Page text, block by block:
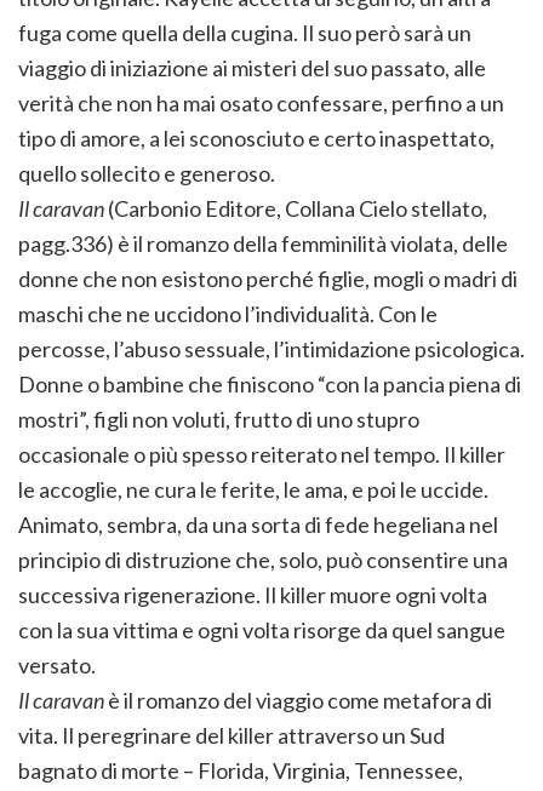
fuga come quella della cugina. Il suo però sarà un
viaggio di iniziazione ai misteri del suo passato, alle
verità che non ha mai osato confessare, perfino a un
tipo di amore, a lei sconosciuto e certo inaspettato,
quello sollecito e generoso.
Il caravan(Carbonio Editore, Collana Cielo stellato,
pagg.336) è il romanzo della femminilità violata, delle
donne che non esistono perché figlie, mogli o madri di
maschi che ne uccidono l’individualità. Con le
percosse, l’abuso sessuale, l’intimidazione psicologica.
Donne o bambine che finiscono “con la pancia piena di
mostri”, figli non voluti, frutto di uno stupro
occasionale o più spesso reiterato nel tempo. Il killer
le accoglie, ne cura le ferite, le ama, e poi le uccide.
Animato, sembra, da una sorta di fede hegeliana nel
principio di distruzione che, solo, può consentire una
successiva rigenerazione. Il killer muore ogni volta
con la sua vittima e ogni volta risorge da quel sangue
versato.
Il caravanè il romanzo del viaggio come metafora di
vita. Il peregrinare del killer attraverso un Sud
bagnato di morte – Florida, Virginia, Tennessee,